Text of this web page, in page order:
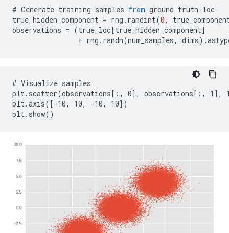
# Generate training samples from ground truth loc
true_hidden_component = rng . randint(0,
observations = (true_loc[true_hidden_component]
+ rng . randn(num_samples, dims).
# Visualize samples
plt.scatter(observations[:, 0], observations[:, 1],
plt.axis([-10, 10, -10, 10])